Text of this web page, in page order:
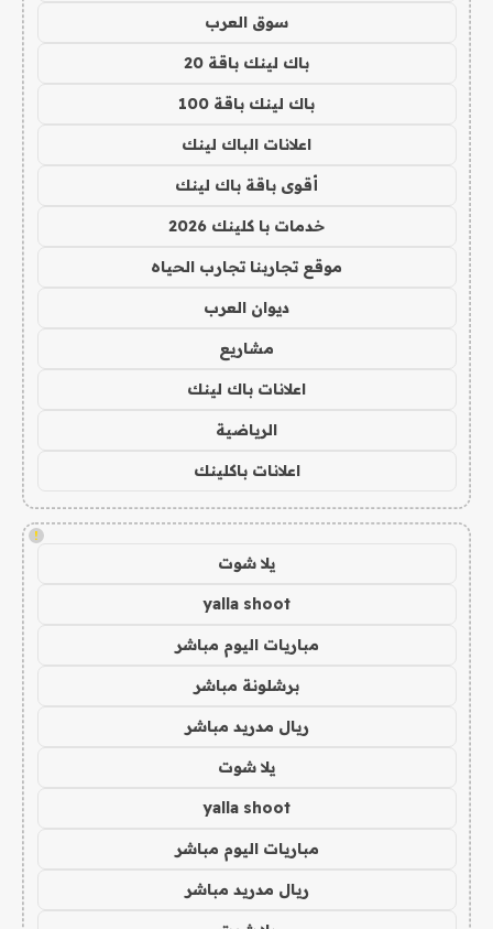
سوق العرب
باك لينك باقة 20
باك لينك باقة 100
اعلانات الباك لينك
أقوى باقة باك لينك
خدمات با كلينك 2026
موقع تجاربنا تجارب الحياه
ديوان العرب
مشاريع
اعلانات باك لينك
الرياضية
اعلانات باكلينك
!
يلا شوت
yalla shoot
مباريات اليوم مباشر
برشلونة مباشر
ريال مدريد مباشر
يلا شوت
yalla shoot
مباريات اليوم مباشر
ريال مدريد مباشر